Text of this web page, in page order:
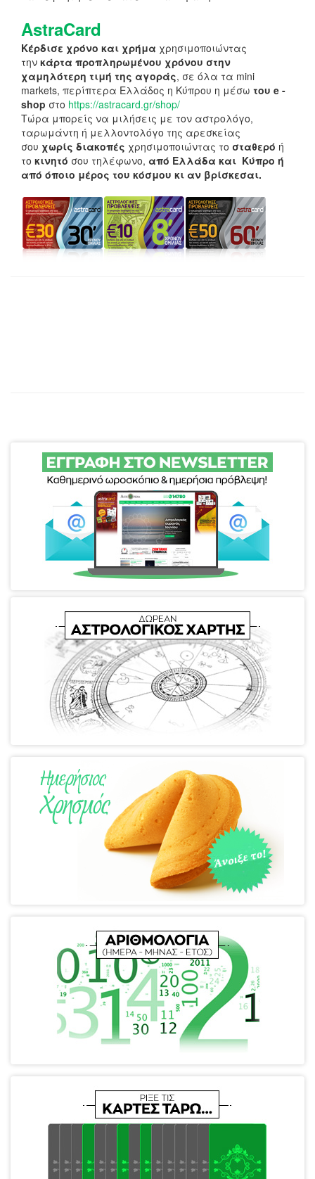
AstraCard
Κέρδισε χρόνο και χρήμα χρησιμοποιώντας
την κάρτα προπληρωμένου χρόνου στην
χαμηλότερη τιμή της αγοράς, σε όλα τα mini
markets, περίπτερα Ελλάδος η Κύπρου η μέσω του e -
shop στο https://astracard.gr/shop/
Τώρα μπορείς να μιλήσεις με τον αστρολόγο,
ταρωμάντη ή μελλοντολόγο της αρεσκείας
σου χωρίς διακοπές χρησιμοποιώντας το σταθερό ή
το κινητό σου τηλέφωνο, από Ελλάδα και Κύπρο ή
από όποιο μέρος του κόσμου κι αν βρίσκεσαι.